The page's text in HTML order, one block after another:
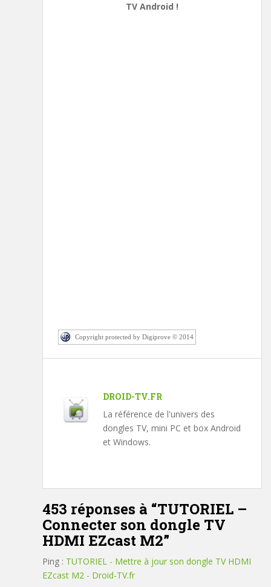
TV Android !
Copyright protected by Digiprove © 2014
DROID-TV.FR
La référence de l'univers des
dongles TV, mini PC et box Android
et Windows.
453 réponses à “TUTORIEL –
Connecter son dongle TV
HDMI EZcast M2”
Ping : TUTORIEL - Mettre à jour son dongle TV HDMI
EZcast M2 - Droid-TV.fr